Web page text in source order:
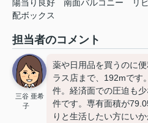
陽当り良好 南面バルコニー リ
配ボックス
担当者のコメント
三谷 亜希
子
薬や日用品を買うのに
ラス店まで、192mです
件。経済面での圧迫も
件です。専有面積が
りと生活したい方にい